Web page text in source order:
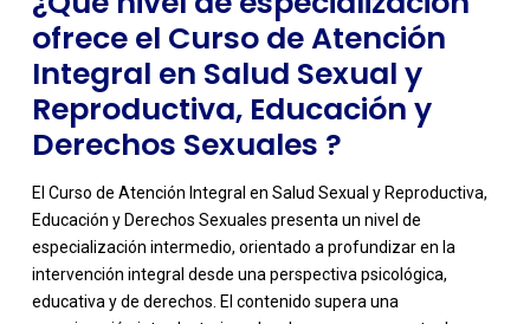
ofrece el Curso de Atención
Integral en Salud Sexual y
Reproductiva, Educación y
Derechos Sexuales ?
El Curso de Atención Integral en Salud Sexual y Reproductiva,
Educación y Derechos Sexuales presenta un nivel de
especialización intermedio, orientado a profundizar en la
intervención integral desde una perspectiva psicológica,
educativa y de derechos. El contenido supera una